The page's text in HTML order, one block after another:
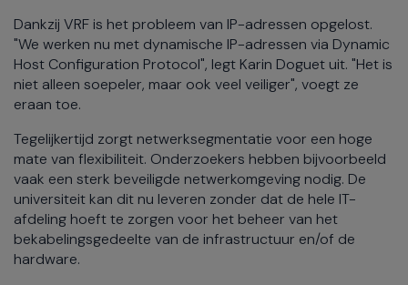
Dankzij VRF is het probleem van IP-adressen opgelost.
"We werken nu met dynamische IP-adressen via Dynamic
Host Configuration Protocol", legt Karin Doguet uit. "Het is
niet alleen soepeler, maar ook veel veiliger", voegt ze
eraan toe.
Tegelijkertijd zorgt netwerksegmentatie voor een hoge
mate van flexibiliteit. Onderzoekers hebben bijvoorbeeld
vaak een sterk beveiligde netwerkomgeving nodig. De
universiteit kan dit nu leveren zonder dat de hele IT-
afdeling hoeft te zorgen voor het beheer van het
bekabelingsgedeelte van de infrastructuur en/of de
hardware.